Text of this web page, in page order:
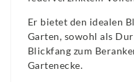
Er bietet den idealen
Garten, sowohl als
Blickfang zum
Gartenecke.